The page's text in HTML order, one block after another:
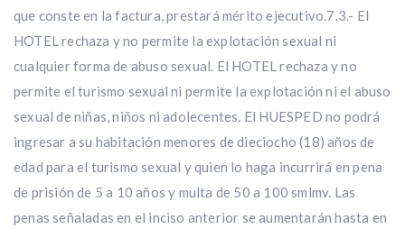
que conste en la factura, prestará mérito ejecutivo.7.3.- El
HOTEL rechaza y no permite la explotación sexual ni
cualquier forma de abuso sexual. El HOTEL rechaza y no
permite el turismo sexual ni permite la explotación ni el abuso
sexual de niñas, niños ni adolecentes. El HUESPED no podrá
ingresar a su habitación menores de dieciocho (18) años de
edad para el turismo sexual y quien lo haga incurrirá en pena
de prisión de 5 a 10 años y multa de 50 a 100 smlmv. Las
penas señaladas en el inciso anterior se aumentarán hasta en